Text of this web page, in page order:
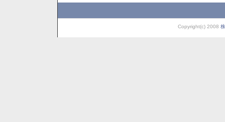
Copyright(c) 2008